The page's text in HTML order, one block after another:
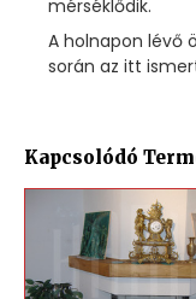
mérséklődik.
A holnapon lévő
során az itt
Kapcsolódó